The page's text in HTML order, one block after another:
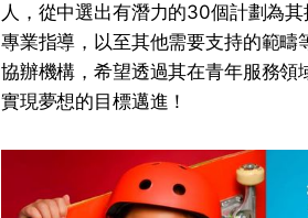
人，從中選出有潛力的30個計劃為
專業指導，以至其他需要支持的範
協辦機構，希望透過其在青年服務
實現夢想的目標邁進！